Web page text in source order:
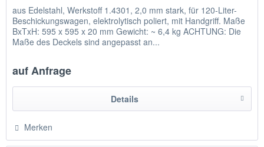
aus Edelstahl, Werkstoff 1.4301, 2,0 mm stark, für 120-Liter-
Beschickungswagen, elektrolytisch poliert, mit Handgriff. Maße
BxTxH: 595 x 595 x 20 mm Gewicht: ~ 6,4 kg ACHTUNG: Die
Maße des Deckels sind angepasst an...
auf Anfrage
Details
Merken